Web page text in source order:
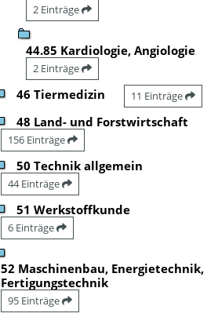
2 Einträge
44.85 Kardiologie, Angiologie
2 Einträge
46 Tiermedizin 11 Einträge
48 Land- und Forstwirtschaft
156 Einträge
50 Technik allgemein
44 Einträge
51 Werkstoffkunde
6 Einträge
52 Maschinenbau, Energietechnik,
Fertigungstechnik
95 Einträge